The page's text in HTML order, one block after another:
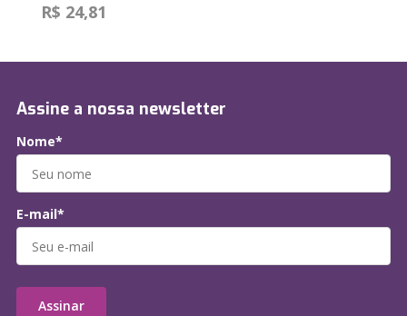
R$ 24,81
Assine a nossa newsletter
Nome*
E-mail*
Assinar